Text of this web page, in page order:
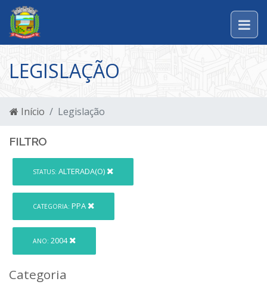
LEGISLAÇÃO
Início Legislação
FILTRO
STATUS: ALTERADA(O)
CATEGORIA: PPA
ANO: 2004
Categoria